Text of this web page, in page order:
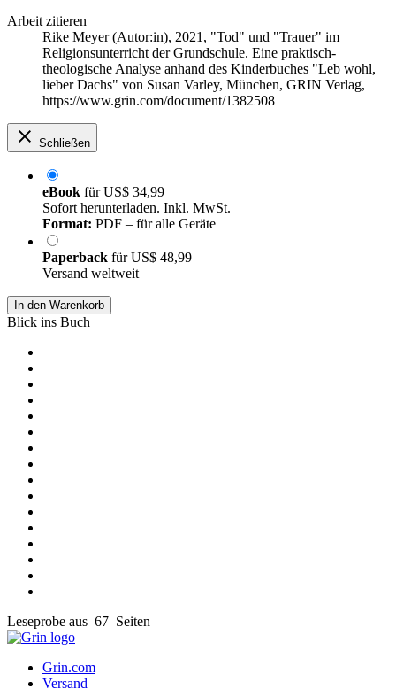
Arbeit zitieren
Rike Meyer (Autor:in), 2021, "Tod" und "Trauer" im
Religionsunterricht der Grundschule. Eine praktisch-
theologische Analyse anhand des Kinderbuches "Leb wohl,
lieber Dachs" von Susan Varley, München, GRIN Verlag,
https://www.grin.com/document/1382508
Schließen
eBook fürUS$ 34,99
Sofort herunterladen. Inkl. MwSt.
Format: PDF – für alle Geräte
Paperback fürUS$ 48,99
Versand weltweit
In den Warenkorb
Blick ins Buch
Leseprobe aus 67 Seiten
Grin.com
Versand